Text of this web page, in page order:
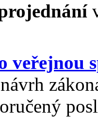
veřejnou